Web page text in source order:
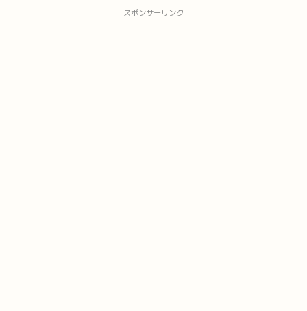
スポンサーリンク